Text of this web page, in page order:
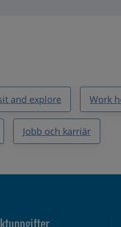
and explore Work
Jobb och karriär